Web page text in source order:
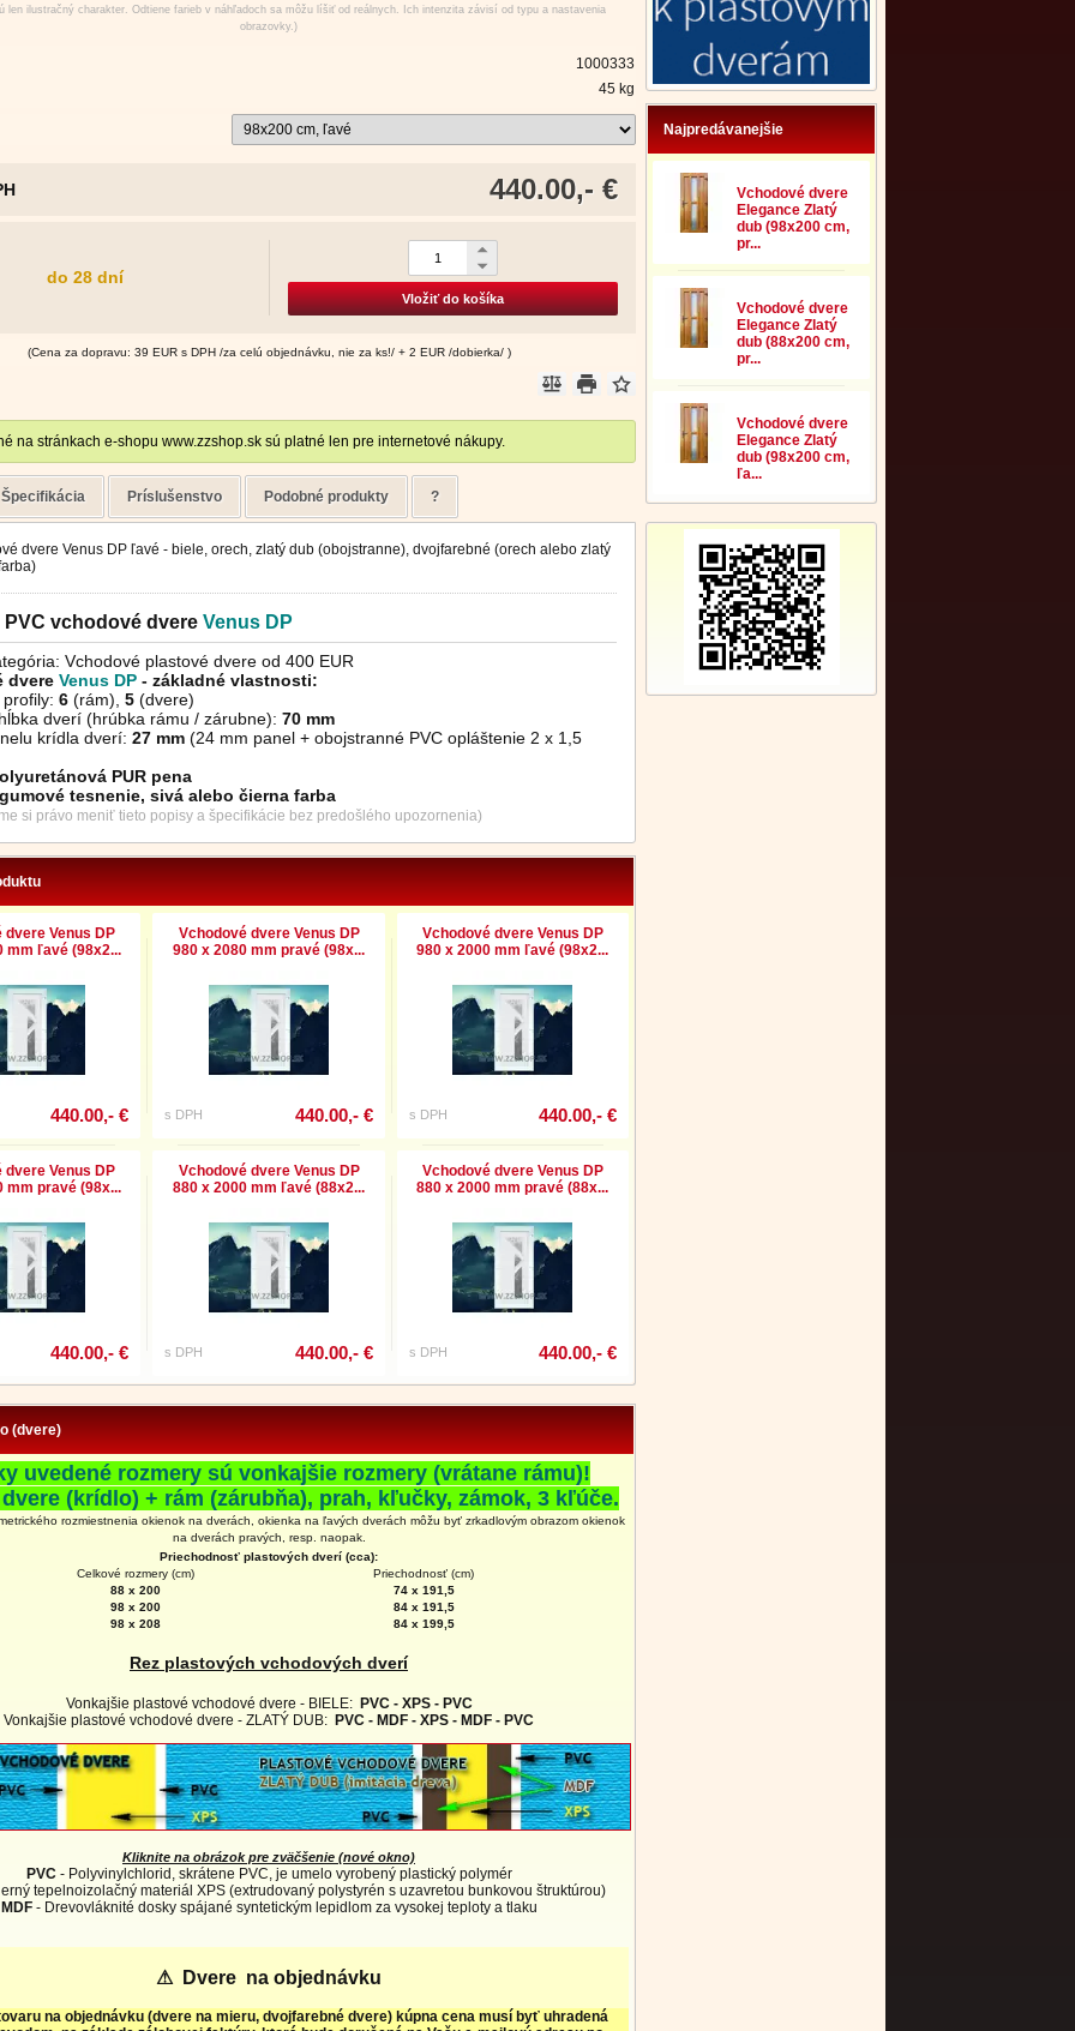
Najpredávanejšie
Vchodové dvere
Elegance Zlatý
dub (98x200 cm,
pr...
Vchodové dvere
Elegance Zlatý
dub (88x200 cm,
pr...
Vchodové dvere
Elegance Zlatý
dub (98x200 cm,
ľa...
len ilustračný charakter. Odtiene farieb v náhľadoch sa môžu líšiť od reálnych. Ich intenzita závisí od typu a nastavenia
obrazovky.)
1000333
45 kg
440.00,- €
do 28 dní
Vložiť do košíka
(Cena za dopravu: 39 EUR s DPH /za celú objednávku, nie za ks!/ + 2 EUR /dobierka/ )
na stránkach e-shopu www.zzshop.sk sú platné len pre internetové nákupy.
Špecifikácia Príslušenstvo Podobné produkty ?
dvere Venus DP ľavé - biele, orech, zlatý dub (obojstranne), dvojfarebné (orech alebo zlatý
PVC vchodové dvere VenusDP
Vchodové plastové dvere od 400 EUR
dvere Venus DP- základné vlastnosti:
6 (rám), 5(dvere)
dverí (hrúbka rámu / zárubne): 70 mm
krídla dverí: 27 mm(24 mm panel + obojstranné PVC opláštenie 2 x 1,5
PUR pena
tesnenie, sivá alebo čierna farba
si právo meniť tieto popisy a špecifikácie bez predošlého upozornenia)
dvere Venus DP
mm ľavé (98x2...
440.00,- €
Vchodové dvere Venus DP
980 x 2080 mm pravé (98x...
s DPH 440.00,- €
Vchodové dvere Venus DP
980 x 2000 mm ľavé (98x2...
s DPH 440.00,- €
dvere Venus DP
mm pravé (98x...
440.00,- €
Vchodové dvere Venus DP
880 x 2000 mm ľavé (88x2...
s DPH 440.00,- €
Vchodové dvere Venus DP
880 x 2000 mm pravé (88x...
s DPH 440.00,- €
(dvere)
uvedené rozmery sú vonkajšie rozmery (vrátane rámu)!
(krídlo) + rám (zárubňa), prah, kľučky, zámok, 3 kľúče.
rozmiestnenia okienok na dverách, okienka na ľavých dverách môžu byť zrkadlovým obrazom okienok
na dverách pravých, resp. naopak.
Priechodnosť plastových dverí (cca):
Celkové rozmery (cm)
Priechodnosť (cm)
88 x 200
74 x 191,5
98 x 200
84 x 191,5
98 x 208
84 x 199,5
Rez plastových vchodových dverí
Vonkajšie plastové vchodové dvere - BIELE: PVC - XPS - PVC
Vonkajšie plastové vchodové dvere - ZLATÝ DUB: PVC - MDF - XPS - MDF - PVC
Kliknite na obrázok pre zväčšenie (nové okno)
PVC- Polyvinylchlorid, skrátene PVC, je umelo vyrobený plastický polymér
tepelnoizolačný materiál XPS (extrudovaný polystyrén s uzavretou bunkovou štruktúrou)
MDF- Drevovláknité dosky spájané syntetickým lepidlom za vysokej teploty a tlaku
⚠ Dvere na objednávku
na objednávku (dvere na mieru, dvojfarebné dvere) kúpna cena musí byť uhradená